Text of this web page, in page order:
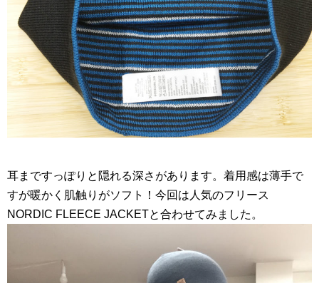
耳まですっぽりと隠れる深さがあります。着用感は薄手で
すが暖かく肌触りがソフト！今回は人気のフリース
NORDIC FLEECE JACKETと合わせてみました。